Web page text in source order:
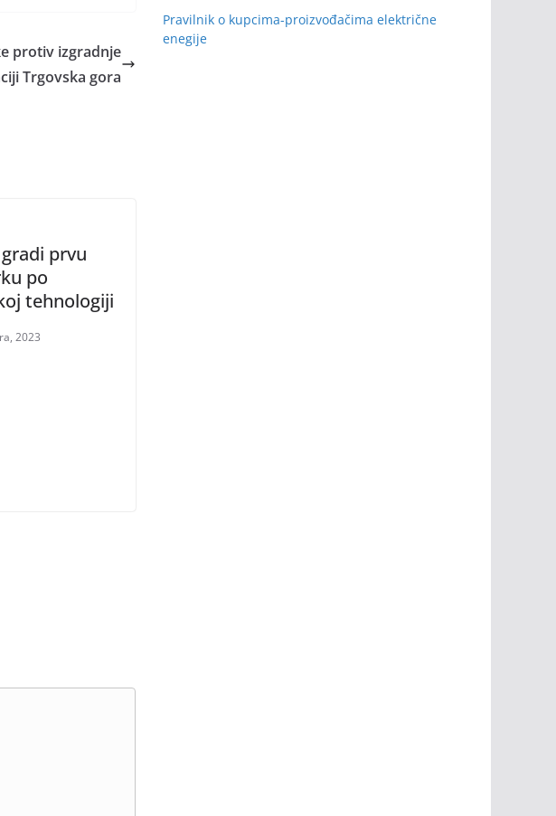
protiv izgradnje
Trgovska gora
prvu
po
tehnologiji
2023
Pravilnik o kupcima-proizvođačima električne
enegije